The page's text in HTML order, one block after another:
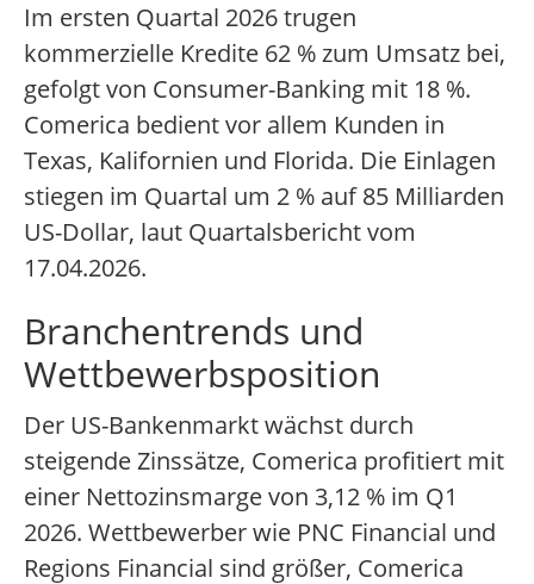
Im ersten Quartal 2026 trugen
kommerzielle Kredite 62 % zum Umsatz bei,
gefolgt von Consumer-Banking mit 18 %.
Comerica bedient vor allem Kunden in
Texas, Kalifornien und Florida. Die Einlagen
stiegen im Quartal um 2 % auf 85 Milliarden
US-Dollar, laut Quartalsbericht vom
17.04.2026.
Branchentrends und
Wettbewerbsposition
Der US-Bankenmarkt wächst durch
steigende Zinssätze, Comerica profitiert mit
einer Nettozinsmarge von 3,12 % im Q1
2026. Wettbewerber wie PNC Financial und
Regions Financial sind größer, Comerica